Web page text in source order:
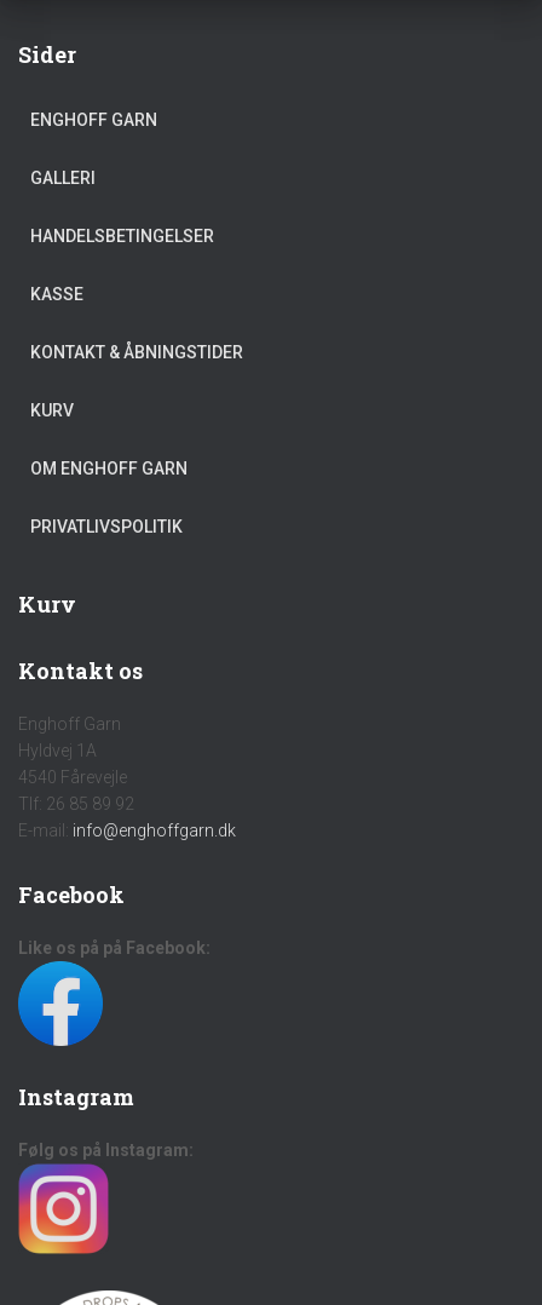
Sider
ENGHOFF GARN
GALLERI
HANDELSBETINGELSER
KASSE
KONTAKT & ÅBNINGSTIDER
KURV
OM ENGHOFF GARN
PRIVATLIVSPOLITIK
Kurv
Kontakt os
Enghoff Garn
Hyldvej 1A
4540 Fårevejle
Tlf: 26 85 89 92
E-mail: info@enghoffgarn.dk
Facebook
Like os på på Facebook:
Instagram
Følg os på Instagram: